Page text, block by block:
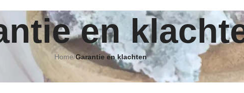
en
Home/Garantie en klachten